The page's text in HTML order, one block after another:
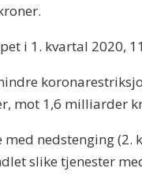
i 1. kvartal 2020,
mot 1,6 milliarder
nedstenging (2.
slike tjenester